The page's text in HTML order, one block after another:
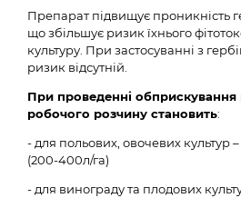
Препарат підвищує проникність
що збільшує ризик їхнього
культуру. При застосуванні з
ризик відсутній.
При проведенні обприскування
робочого розчину становить:
- для польових, овочевих культур
(200-400л/га)
- для винограду та плодових